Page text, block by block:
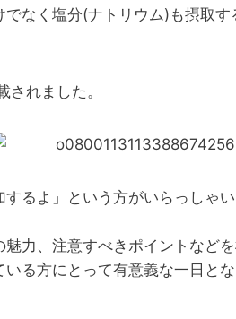
なく塩分(ナトリウム)も摂取
れました。
るよ」という方がいらっしゃ
力、注意すべきポイントなど
る方にとって有意義な一日とな